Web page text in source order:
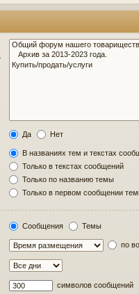
Да Нет
В названиях тем и текстах
Только в текстах сообщений
Только по названию темы
Только в первом сообщении
Сообщения Темы
по
символов сообщений